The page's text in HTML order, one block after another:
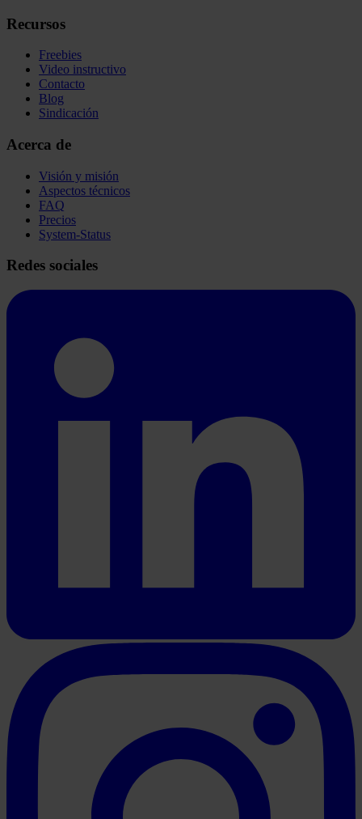
Recursos
Freebies
Video instructivo
Contacto
Blog
Sindicación
Acerca de
Visión y misión
Aspectos técnicos
FAQ
Precios
System-Status
Redes sociales